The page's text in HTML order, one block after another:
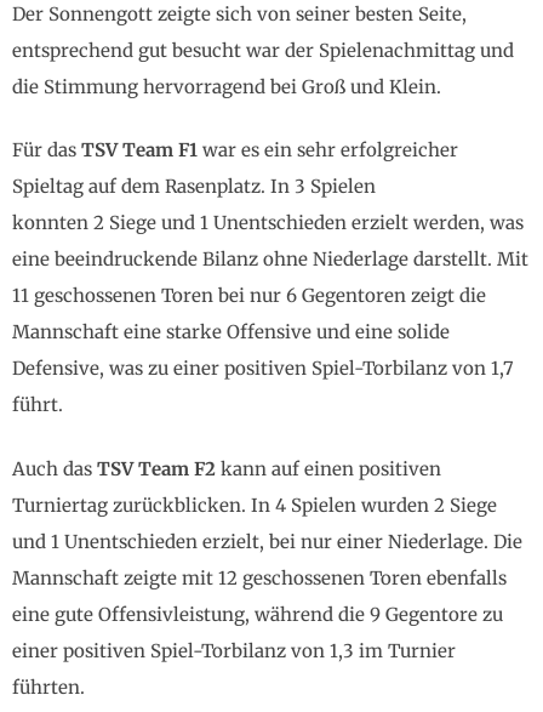
Der Sonnengott zeigte sich von seiner besten Seite,
entsprechend gut besucht war der Spielenachmittag und
die Stimmung hervorragend bei Groß und Klein.
Für das TSV Team F1 war es ein sehr erfolgreicher
Spieltag auf dem Rasenplatz. In 3 Spielen
konnten 2 Siege und 1 Unentschieden erzielt werden, was
eine beeindruckende Bilanz ohne Niederlage darstellt. Mit
11 geschossenen Toren bei nur 6 Gegentoren zeigt die
Mannschaft eine starke Offensive und eine solide
Defensive, was zu einer positiven Spiel-Torbilanz von 1,7
führt.
Auch das TSV Team F2 kann auf einen positiven
Turniertag zurückblicken. In 4 Spielen wurden 2 Siege
und 1 Unentschieden erzielt, bei nur einer Niederlage. Die
Mannschaft zeigte mit 12 geschossenen Toren ebenfalls
eine gute Offensivleistung, während die 9 Gegentore zu
einer positiven Spiel-Torbilanz von 1,3 im Turnier
führten.